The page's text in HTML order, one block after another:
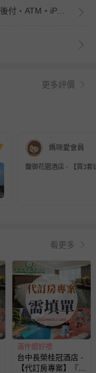
信用卡・LINE Pay・街口支付・先享後付・ATM・iPASS MONEY
更多評價
媽咪愛會員
馥御花園酒店 - 【買3套
看更多
滿件贈好禮
台中長榮桂冠酒店 -
【代訂房專案】『媽